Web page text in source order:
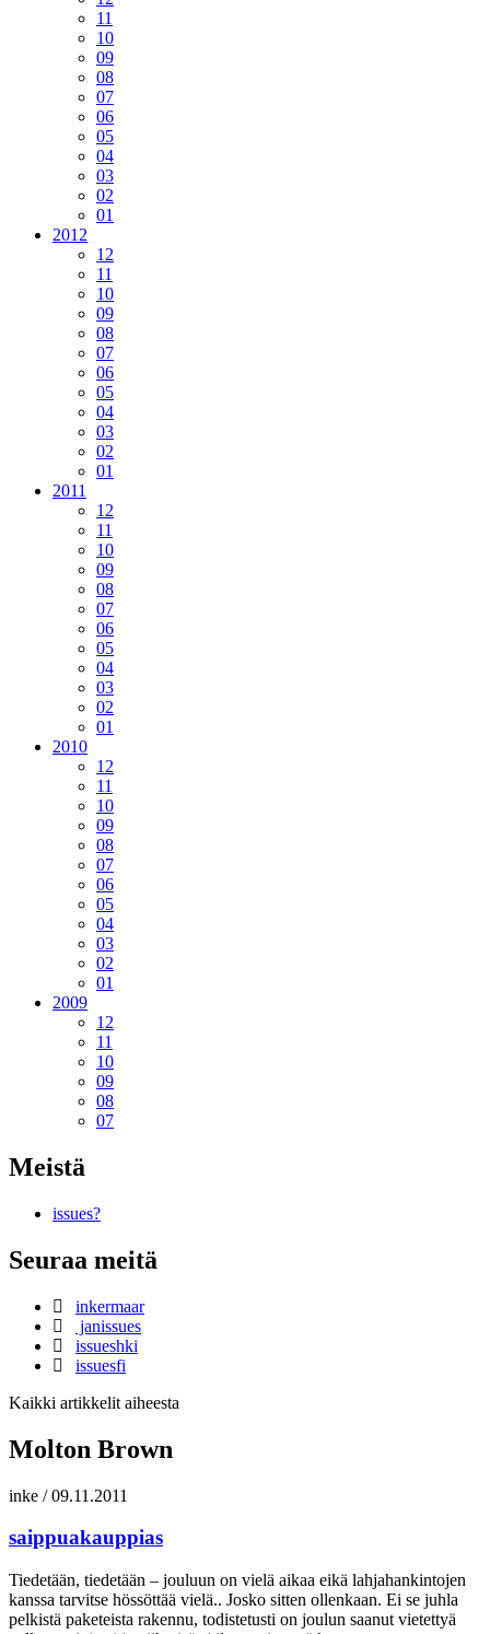
11
10
09
08
07
06
05
04
03
02
01
2012
12
11
10
09
08
07
06
05
04
03
02
01
2011
12
11
10
09
08
07
06
05
04
03
02
01
2010
12
11
10
09
08
07
06
05
04
03
02
01
2009
12
11
10
09
08
07
Meistä
issues?
Seuraa meitä
inkermaar
janissues
issueshki
issuesfi
Kaikki artikkelit aiheesta
Molton Brown
inke /09.11.2011
saippuakauppias
Tiedetään, tiedetään – jouluun on vielä aikaa eikä lahjahankintojen
kanssa tarvitse hössöttää vielä.. Josko sitten ollenkaan. Ei se juhla
pelkistä paketeista rakennu, todistetusti on joulun saanut vietettyä